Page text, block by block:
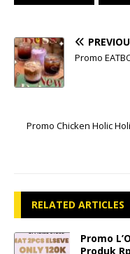
Promo
Promo Chicken Holic
RELATED ARTICLES
Promo
Produk